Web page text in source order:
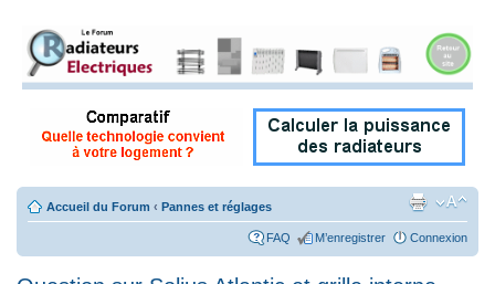
Accueil du Forum ‹ Pannes et réglages
FAQ M’enregistrer Connexion